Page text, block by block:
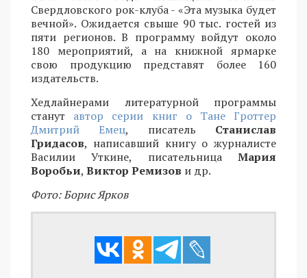
Свердловского рок-клуба - «Эта музыка будет
вечной». Ожидается свыше 90 тыс. гостей из
пяти регионов. В программу войдут около
180 мероприятий, а на книжной ярмарке
свою продукцию представят более 160
издательств.
Хедлайнерами литературной программы
станут автор серии книг о Тане Гроттер
Дмитрий Емец, писатель Станислав
Гридасов, написавший книгу о журналисте
Василии Уткине, писательница Мария
Воробьи, Виктор Ремизов и др.
Фото: Борис Ярков